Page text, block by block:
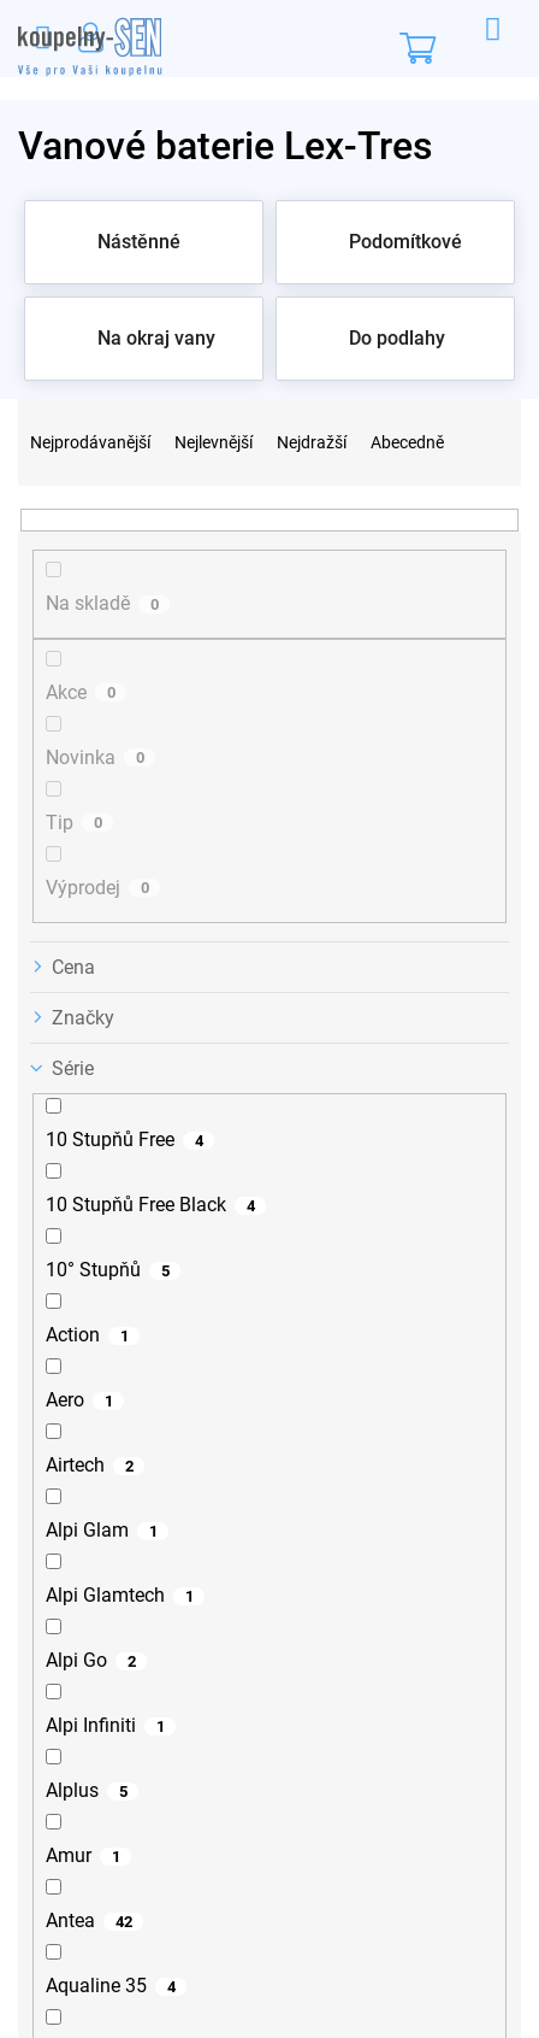
obsah
Nákupní
Vanové baterie Lex-Tres
Nástěnné Podomítkové
Na okraj vany Do podlahy
n
Nejprodávanější Nejlevnější Nejdražší Abecedně
Na skladě 0
Akce 0
Novinka 0
Tip 0
Výprodej 0
Cena
Značky
Série
10 Stupňů Free 4
10 Stupňů Free Black 4
10° Stupňů 5
Action 1
Aero 1
Airtech 2
Alpi Glam 1
Alpi Glamtech 1
Alpi Go 2
Alpi Infiniti 1
Alplus 5
Amur 1
Antea 42
Aqualine 35 4